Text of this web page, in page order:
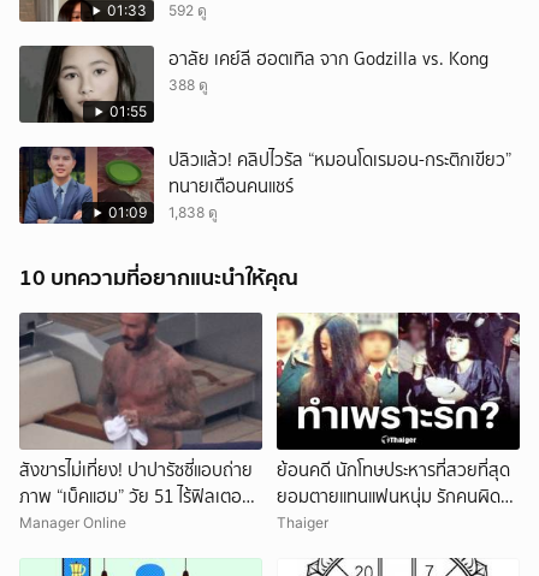
01:33 592 ดู
01:55
อาลัย เคย์ลี ฮอตเทิล จาก Godzilla vs. Kong
388 ดู
01:09
ปลิวแล้ว! คลิปไวรัล “หมอนโดเรมอน-กระติกเขียว”
ทนายเตือนคนแชร์
1,838 ดู
10 บทความที่อยากแนะนำให้คุณ
สังขารไม่เที่ยง! ปาปารัซซี่แอบถ่าย
ภาพ “เบ็คแฮม” วัย 51 ไร้ฟิลเตอร์
เผยให้เห็นผมบาง-ศีรษะล้าน
Manager Online
ย้อนคดี นักโทษประหารที่สวยที่สุด
ยอมตายแทนแฟนหนุ่ม รักคนผิด
ชีวิตดิ่งเหว
Thaiger